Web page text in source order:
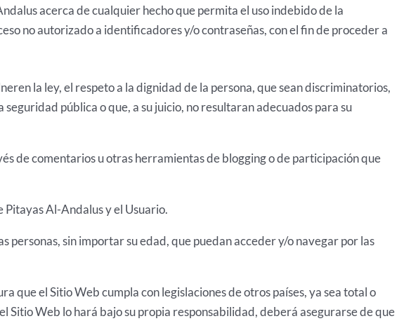
acerca de cualquier hecho que permita el uso indebido de la
no autorizado a identificadores y/o contraseñas, con el fin de proceder a
la ley, el respeto a la dignidad de la persona, que sean discriminatorios,
pública o que, a su juicio, no resultaran adecuados para su
de comentarios u otras herramientas de blogging o de participación que
Al-Andalus y el Usuario.
personas, sin importar su edad, que puedan acceder y/o navegar por las
que el Sitio Web cumpla con legislaciones de otros países, ya sea total o
Sitio Web lo hará bajo su propia responsabilidad, deberá asegurarse de que